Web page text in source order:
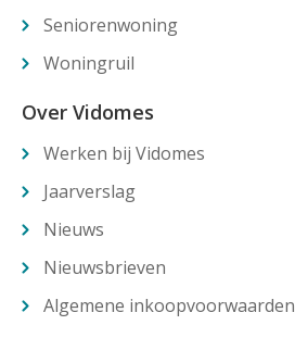
Seniorenwoning
Woningruil
Over Vidomes
Werken bij Vidomes
Jaarverslag
Nieuws
Nieuwsbrieven
Algemene inkoopvoorwaarden